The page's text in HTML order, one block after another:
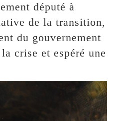
député à
de la transition,
du gouvernement
crise et espéré une